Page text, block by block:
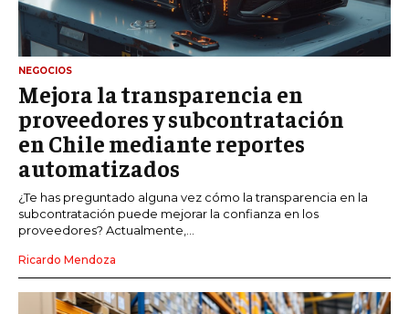
NEGOCIOS
Mejora la transparencia en
proveedores y subcontratación
en Chile mediante reportes
automatizados
¿Te has preguntado alguna vez cómo la transparencia en la
subcontratación puede mejorar la confianza en los
proveedores? Actualmente,...
Ricardo Mendoza